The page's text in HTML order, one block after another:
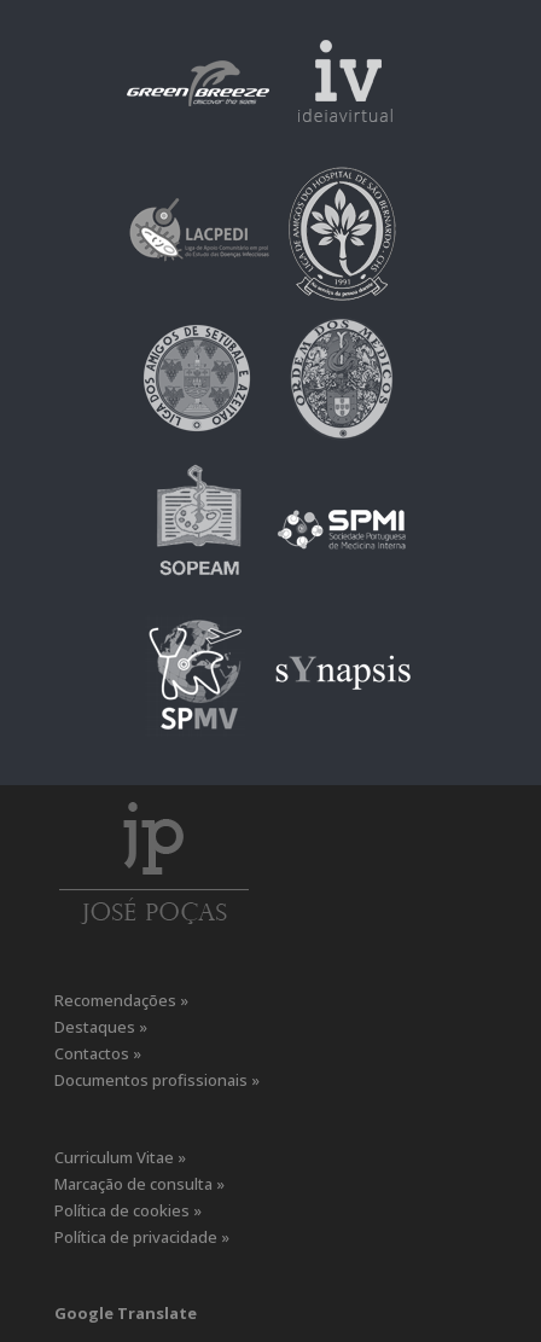
Recomendações »
Destaques »
Contactos »
Documentos profissionais »
Curriculum Vitae »
Marcação de consulta »
Política de cookies »
Política de privacidade »
Google Translate